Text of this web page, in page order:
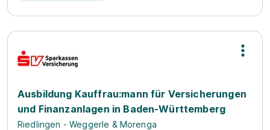
Ausbildung Kauffrau:mann für Versicherungen
und Finanzanlagen in Baden-Württemberg
Riedlingen - Weggerle & Morenga